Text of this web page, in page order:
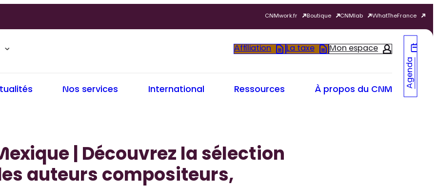
CNMwork.fr Boutique CNMlab WhatTheFrance
Affiliation La taxe Mon espace
Nos services International Ressources À propos du CNM
Agenda
| Découvrez la sélection
auteurs compositeurs,